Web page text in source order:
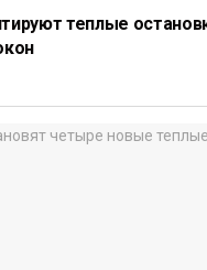
теплые